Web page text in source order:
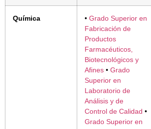
Química • Grado Superior en
Fabricación de
Productos
Farmacéuticos,
Biotecnológicos y
Afines • Grado
Superior en
Laboratorio de
Análisis y de
Control de Calidad •
Grado Superior en